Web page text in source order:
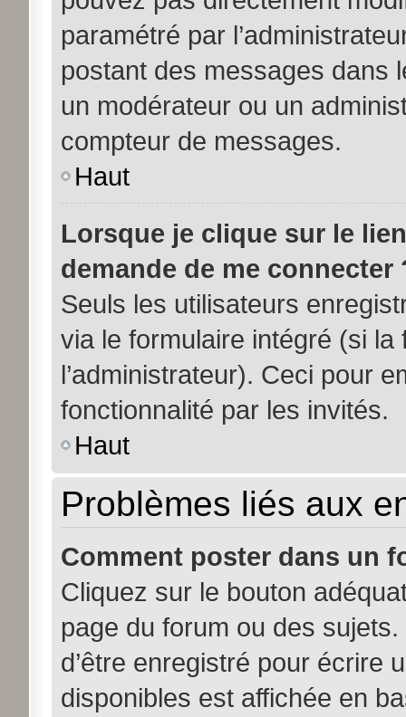
paramétré par
postant des messages dans
un modérateur ou un
compteur de messages.
Haut
Lorsque je clique sur le
demande de me connecter
Seuls les utilisateurs
via le formulaire intégré (si
l’administrateur). Ceci pour
fonctionnalité par les invités.
Haut
Problèmes liés aux
Comment poster dans un
Cliquez sur le bouton
page du forum ou des
d’être enregistré pour écrire
disponibles est affichée en